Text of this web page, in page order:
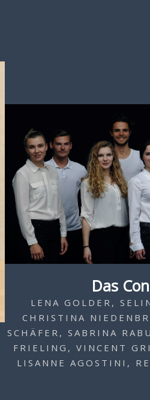
Das
LENA GOLDER,
CHRISTINA
SCHÄFER, SABRINA
FRIELING, VINCENT
LISANNE AGOSTINI,